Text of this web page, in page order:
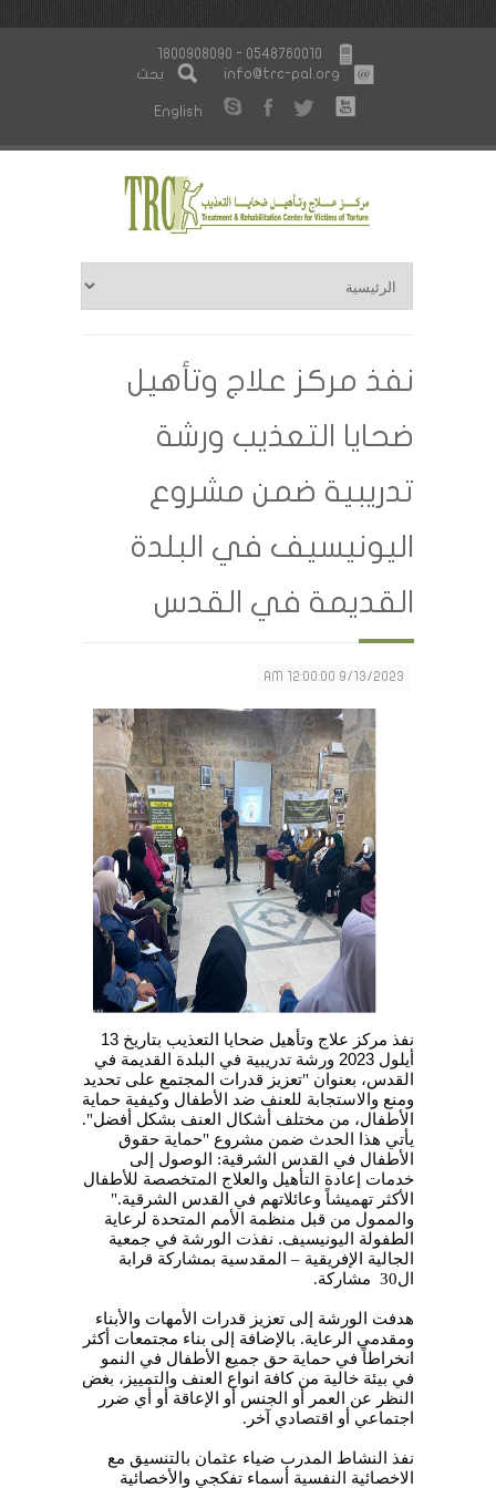
1800908090 - 0548760010
info@trc-pal.org
بحث
English
نفذ مركز علاج وتأهيل
ضحايا التعذيب ورشة
تدريبية ضمن مشروع
اليونيسيف في البلدة
القديمة في القدس
9/13/2023 12:00:00 AM
نفذ مركز علاج وتأهيل ضحايا التعذيب بتاريخ
أيلول
ورشة تدريبية في البلدة القديمة في
القدس، بعنوان "تعزيز قدرات المجتمع على تحديد
ومنع والاستجابة للعنف ضد الأطفال وكيفية حماية
الأطفال، من مختلف أشكال العنف بشكل أفضل".
يأتي هذا الحدث ضمن مشروع "حماية حقوق
الأطفال في القدس الشرقية: الوصول إلى
خدمات إعادة التأهيل والعلاج المتخصصة للأطفال
الأكثر تهميشاً وعائلاتهم في القدس الشرقية".
والممول من قبل منظمة الأمم المتحدة لرعاية
الطفولة اليونيسيف. نفذت الورشة في جمعية
الجالية الإفريقية – المقدسية بمشاركة قرابة
ال30
مشاركة.
هدفت الورشة إلى تعزيز قدرات الأمهات والأبناء
ومقدمي الرعاية. بالإضافة إلى بناء مجتمعات أكثر
انخراطاً في حماية حق جميع الأطفال في النمو
في بيئة خالية من كافة انواع العنف والتمييز، بغض
النظر عن العمر أو الجنس أو الإعاقة أو أي ضرر
اجتماعي أو اقتصادي آخر .
نفذ النشاط المدرب ضياء عثمان بالتنسيق مع
الاخصائية النفسية أسماء تفكجي والأخصائية